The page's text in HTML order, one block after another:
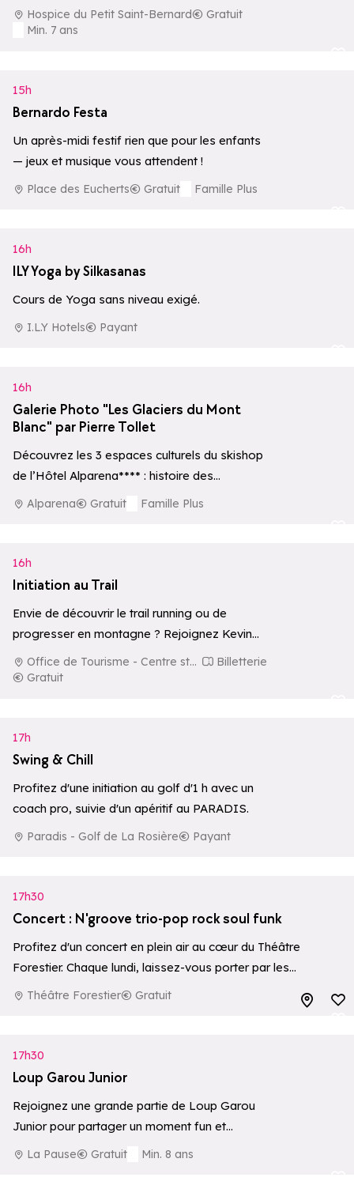
2188 m d’altitude.
Hospice du Petit Saint-Bernard
Gratuit
Min. 7 ans
15h
Bernardo Festa
Un après-midi festif rien que pour les enfants
— jeux et musique vous attendent !
Place des Eucherts Gratuit
Famille Plus
16h
ILY Yoga by Silkasanas
Cours de Yoga sans niveau exigé.
I.L.Y Hotels
Payant
16h
Galerie Photo "Les Glaciers du Mont
Blanc" par Pierre Tollet
Découvrez les 3 espaces culturels du skishop
de l’Hôtel Alparena**** : histoire des
premières ascensions, écosystèmes
Alparena Gratuit
Famille Plus
16h
Initiation au Trail
Envie de découvrir le trail running ou de
progresser en montagne ? Rejoignez Kevin
Lagier pour une initiation dédiée aux
fondamentaux…
Office de Tourisme - Centre station
Billetterie
Gratuit
17h
Swing & Chill
Profitez d'une initiation au golf d'1 h avec un
coach pro, suivie d'un apéritif au PARADIS.
Paradis - Golf de La Rosière Payant
17h30
Concert : N'groove trio-pop rock soul funk
Profitez d'un concert en plein air au cœur du Théâtre
Forestier. Chaque lundi, laissez-vous porter par les
sonorités de groupes régionaux dans une ambiance
Théâtre Forestier Gratuit
Ajouter
17h30
Loup Garou Junior
Rejoignez une grande partie de Loup Garou
Junior pour partager un moment fun et
convivial à La Pause.
La Pause Gratuit
Min. 8 ans